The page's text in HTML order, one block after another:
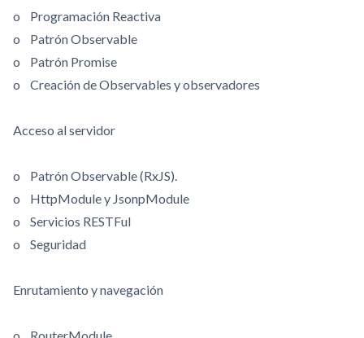
o Programación Reactiva
o Patrón Observable
o Patrón Promise
o Creación de Observables y observadores
Acceso al servidor
o Patrón Observable (RxJS).
o HttpModule y JsonpModule
o Servicios RESTFul
o Seguridad
Enrutamiento y navegación